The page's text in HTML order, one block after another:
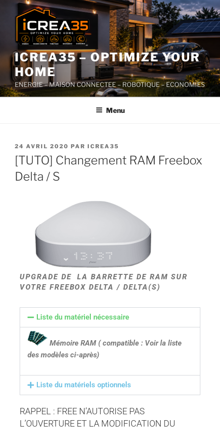
ICREA35 – OPTIMIZE YOUR
HOME
ENERGIE – MAISON CONNECTEE – ROBOTIQUE – ECONOMIES
Menu
24 AVRIL 2020 PAR ICREA35
[TUTO] Changement RAM Freebox
Delta / S
UPGRADE DE LA BARRETTE DE RAM SUR
VOTRE FREEBOX DELTA / DELTA(S)
Liste du matériel nécessaire
Mémoire RAM ( compatible : Voir la liste
des modèles ci-après)
Liste du matériels optionnels
RAPPEL : FREE N’AUTORISE PAS
L’OUVERTURE ET LA MODIFICATION DU